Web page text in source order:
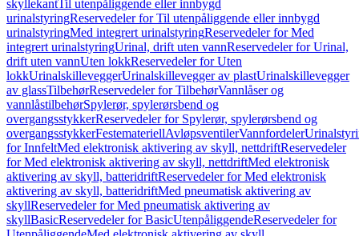
skyllekantTil utenpåliggende eller innbygd
urinalstyringReservedeler for Til utenpåliggende eller innbygd
urinalstyringMed integrert urinalstyringReservedeler for Med
integrert urinalstyringUrinal, drift uten vannReservedeler for Urinal,
drift uten vannUten lokkReservedeler for Uten
lokkUrinalskilleveggerUrinalskillevegger av plastUrinalskillevegger
av glassTilbehørReservedeler for TilbehørVannlåser og
vannlåstilbehørSpylerør, spylerørsbend og
overgangsstykkerReservedeler for Spylerør, spylerørsbend og
overgangsstykkerFestemateriellAvløpsventilerVannfordeler
for InnfeltMed elektronisk aktivering av skyll, nettdriftReservedeler
for Med elektronisk aktivering av skyll, nettdriftMed elektronisk
aktivering av skyll, batteridriftReservedeler for Med elektronisk
aktivering av skyll, batteridriftMed pneumatisk aktivering av
skyllReservedeler for Med pneumatisk aktivering av
skyllBasicReservedeler for BasicUtenpåliggendeReservedeler for